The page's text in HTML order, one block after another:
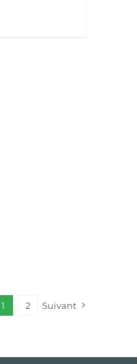
1 2 Suivant